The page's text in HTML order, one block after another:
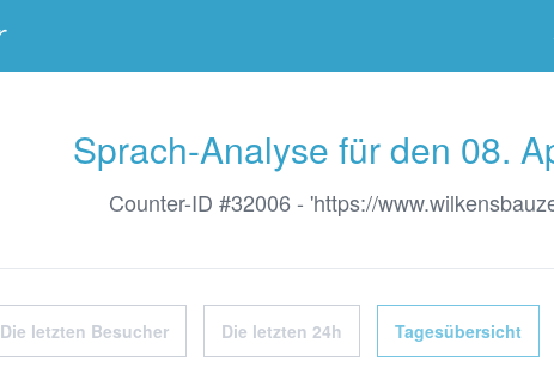
Sprach-Analyse für den 08.
Counter-ID #32006 - 'https://
Die letzten Besucher Die letzten 24h Tagesübersicht